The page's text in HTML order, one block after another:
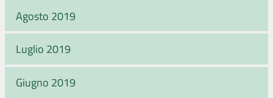
Agosto 2019
Luglio 2019
Giugno 2019